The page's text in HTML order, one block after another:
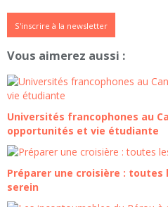
S'inscrire à la newsletter
Vous aimerez aussi :
Universités francophones au
opportunités et vie étudiante
Préparer une croisière :
serein